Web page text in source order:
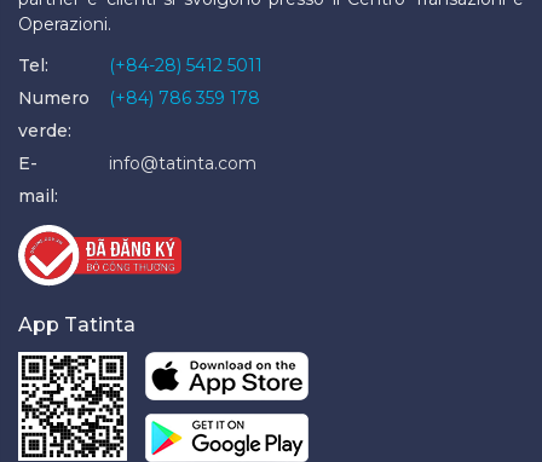
Operazioni.
Tel:
(+84-28) 5412 5011
Numero
verde:
(+84) 786 359 178
E-
mail:
info@tatinta.com
App Tatinta